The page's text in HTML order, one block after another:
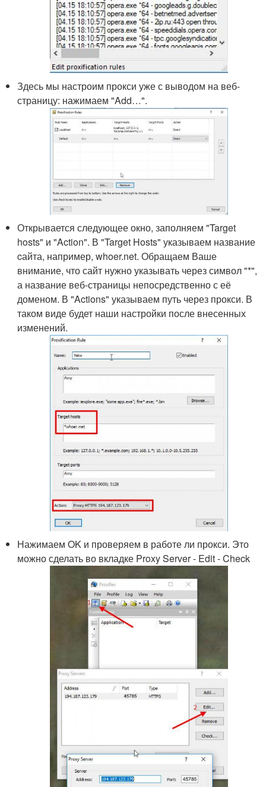
Здесь мы настроим прокси уже с выводом на веб-
страницу: нажимаем "Add…".
Открывается следующее окно, заполняем "Target
hosts" и "Action". В "Target Hosts" указываем название
cайта, например, whoer.net. Обращаем Ваше
внимание, что сайт нужно указывать через символ "*",
а название веб-страницы непосредственно с её
доменом. В "Actions" указываем путь через прокси. В
таком виде будет наши настройки после внесенных
изменений.
Нажимаем OK и проверяем в работе ли прокси. Это
можно сделать во вкладке Proxy Server - Edit - Check